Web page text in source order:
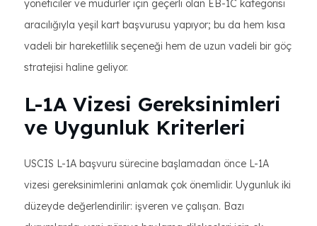
yöneticiler ve müdürler için geçerli olan EB-1C kategorisi
aracılığıyla yeşil kart başvurusu yapıyor; bu da hem kısa
vadeli bir hareketlilik seçeneği hem de uzun vadeli bir göç
stratejisi haline geliyor.
L-1A Vizesi Gereksinimleri
ve Uygunluk Kriterleri
USCIS L-1A başvuru sürecine başlamadan önce L-1A
vizesi gereksinimlerini anlamak çok önemlidir. Uygunluk iki
düzeyde değerlendirilir: işveren ve çalışan. Bazı